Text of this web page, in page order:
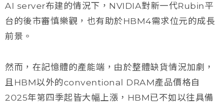
AI server布建的情況下，NVIDIA對新一代Rubin平
台的後市審慎樂觀，也有助於HBM4需求位元的成長
前景。
然而，在記憶體的產能端，由於整體缺貨情況加劇，
且HBM以外的conventional DRAM產品價格自
2025年第四季起皆大幅上漲，HBM已不如以往具備